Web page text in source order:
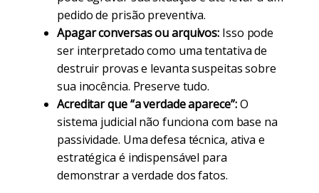
pedido de prisão preventiva.
Apagar conversas ou arquivos: Isso pode
ser interpretado como uma tentativa de
destruir provas e levanta suspeitas sobre
sua inocência. Preserve tudo.
Acreditar que “a verdade aparece”:O
sistema judicial não funciona com base na
passividade. Uma defesa técnica, ativa e
estratégica é indispensável para
demonstrar a verdade dos fatos.